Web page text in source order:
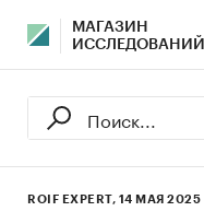
МАГАЗИН
ИССЛЕДОВАНИЙ
ROIF EXPERT, 14 МАЯ 2025